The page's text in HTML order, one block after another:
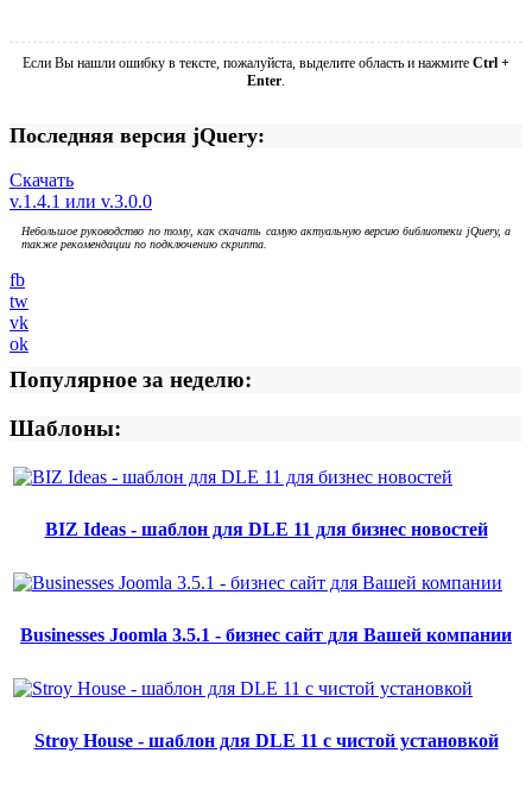
Если Вы нашли ошибку в тексте, пожалуйста, выделите область и нажмите Ctrl +
Enter.
Последняя версия jQuery:
Скачать
v.1.4.1 или v.3.0.0
Небольшое руководство по тому, как скачать самую актуальную версию библиотеки jQuery, а
также рекомендации по подключению скрипта.
fb
tw
vk
ok
Популярное за неделю:
Шаблоны:
BIZ Ideas - шаблон для DLE 11 для бизнес новостей
Businesses Joomla 3.5.1 - бизнес сайт для Вашей компании
Stroy House - шаблон для DLE 11 с чистой установкой